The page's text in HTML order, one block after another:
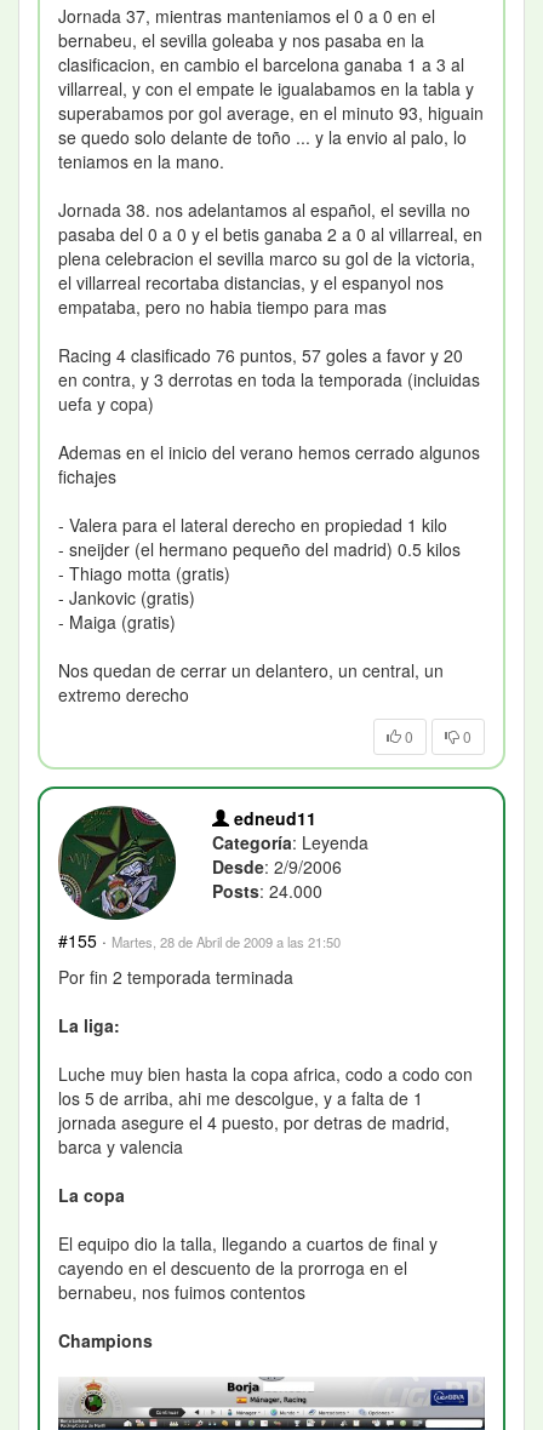
Jornada 37, mientras manteniamos el 0 a 0 en el
bernabeu, el sevilla goleaba y nos pasaba en la
clasificacion, en cambio el barcelona ganaba 1 a 3 al
villarreal, y con el empate le igualabamos en la tabla y
superabamos por gol average, en el minuto 93, higuain
se quedo solo delante de toño ... y la envio al palo, lo
teniamos en la mano.
Jornada 38. nos adelantamos al español, el sevilla no
pasaba del 0 a 0 y el betis ganaba 2 a 0 al villarreal, en
plena celebracion el sevilla marco su gol de la victoria,
el villarreal recortaba distancias, y el espanyol nos
empataba, pero no habia tiempo para mas
Racing 4 clasificado 76 puntos, 57 goles a favor y 20
en contra, y 3 derrotas en toda la temporada (incluidas
uefa y copa)
Ademas en el inicio del verano hemos cerrado algunos
fichajes
- Valera para el lateral derecho en propiedad 1 kilo
- sneijder (el hermano pequeño del madrid) 0.5 kilos
- Thiago motta (gratis)
- Jankovic (gratis)
- Maiga (gratis)
Nos quedan de cerrar un delantero, un central, un
extremo derecho
0 0
edneud11
Categoría: Leyenda
Desde: 2/9/2006
Posts: 24.000
#155 · Martes, 28 de Abril de 2009 a las 21:50
Por fin 2 temporada terminada
La liga:
Luche muy bien hasta la copa africa, codo a codo con
los 5 de arriba, ahi me descolgue, y a falta de 1
jornada asegure el 4 puesto, por detras de madrid,
barca y valencia
La copa
El equipo dio la talla, llegando a cuartos de final y
cayendo en el descuento de la prorroga en el
bernabeu, nos fuimos contentos
Champions